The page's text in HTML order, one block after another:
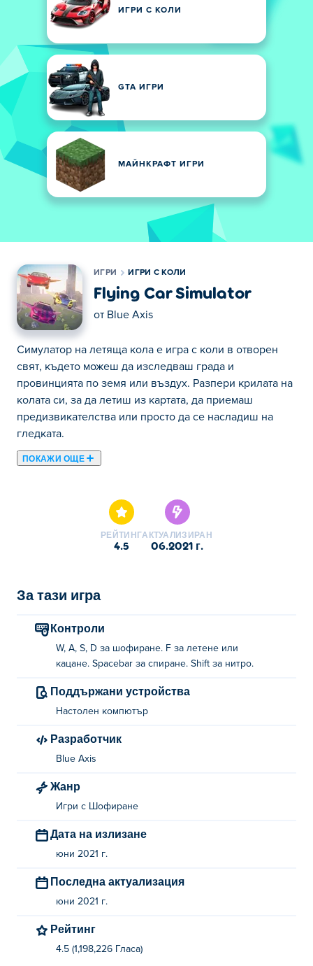
ИГРИ С КОЛИ
GTA ИГРИ
МАЙНКРАФТ ИГРИ
ИГРИ ИГРИ С КОЛИ
Flying Car Simulator
от Blue Axis
Симулатор на летяща кола е игра с коли в отворен
свят, където можеш да изследваш града и
провинцията по земя или въздух. Разпери крилата на
колата си, за да летиш из картата, да приемаш
предизвикателства или просто да се насладиш на
гледката.
ПОКАЖИ ОЩЕ
РЕЙТИНГ
4.5
АКТУАЛИЗИРАН
06.2021 г.
За тази игра
Контроли
W, A, S, D за шофиране. F за летене или
кацане. Spacebar за спиране. Shift за нитро.
Поддържани устройства
Настолен компютър
Разработчик
Blue Axis
Жанр
Игри с Шофиране
Дата на излизане
юни 2021 г.
Последна актуализация
юни 2021 г.
Рейтинг
4.5 (1,198,226 Гласa)